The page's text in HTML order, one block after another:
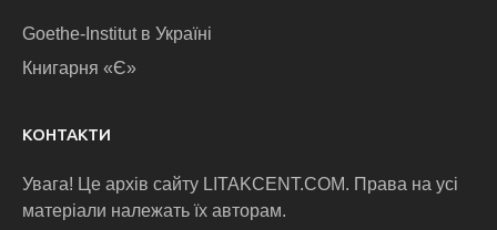
Goethe-Institut в Україні
Книгарня «Є»
КОНТАКТИ
Увага! Це архів сайту LITAKCENT.COM. Права на усі
матеріали належать їх авторам.